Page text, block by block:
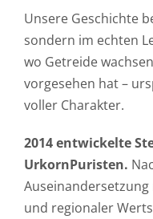
Kundenstimmen
Kontakt
Unsere Geschichte
sondern im echten
wo Getreide
vorgesehen hat –
voller Charakter.
2014 entwickelte
UrkornPuristen.
und regionaler